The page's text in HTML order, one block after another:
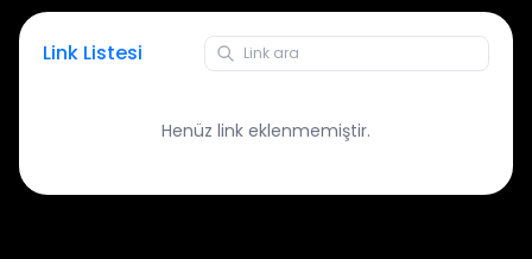
Link Listesi
Henüz link eklenmemiştir.